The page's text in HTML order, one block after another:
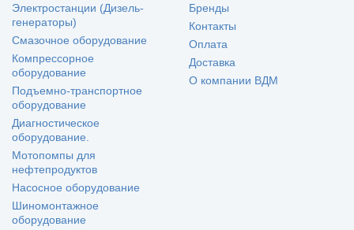
Электростанции (Дизель-
генераторы)
Смазочное оборудование
Компрессорное
оборудование
Подъемно-транспортное
оборудование
Диагностическое
оборудование.
Мотопомпы для
нефтепродуктов
Насосное оборудование
Шиномонтажное
оборудование
Бренды
Контакты
Оплата
Доставка
О компании ВДМ